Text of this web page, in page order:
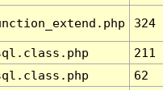
324
211
62